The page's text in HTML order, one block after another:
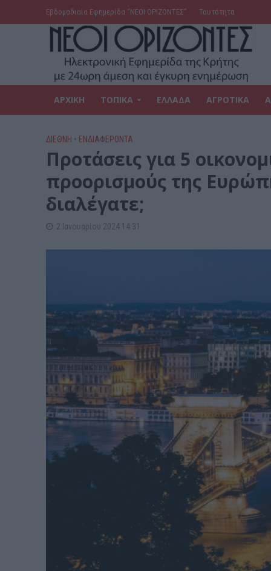
Εβδομαδιαία Εφημερίδα ‘’ΝΕΟΙ ΟΡΙΖΟΝΤΕΣ’’ Ταυτότητα
ΑΡΧΙΚΗ ΤΟΠΙΚΑ ΕΛΛΑΔΑ ΑΓΡΟΤΙΚΑ
ΔΙΕΘΝΗ • ΕΝΔΙΑΦΕΡΟΝΤΑ
Προτάσεις για 5
προορισμούς της
διαλέγατε;
2 Ιανουαρίου 2024 14:31